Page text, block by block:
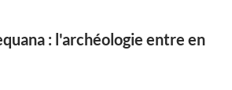
: l'archéologie entre en